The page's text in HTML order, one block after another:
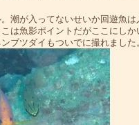
潮が入ってないせいか回遊魚
は魚影ポイントだがここにし
ブツダイもついでに撮れました